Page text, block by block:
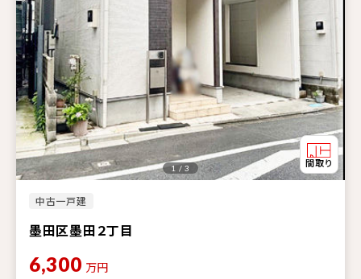
中古一戸建
墨田区墨田２丁目
1 / 3
6,300 万円